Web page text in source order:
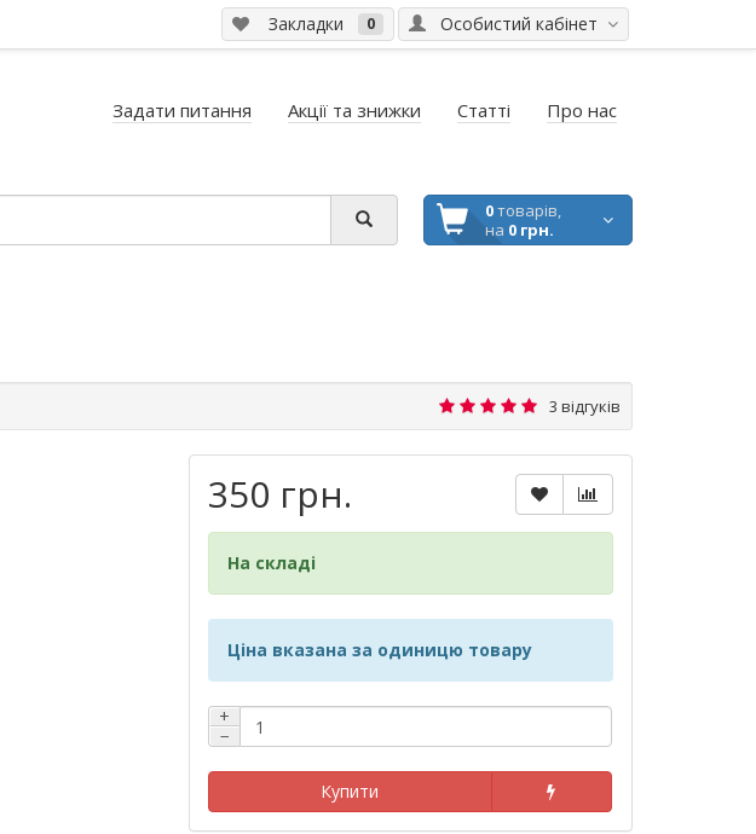
Особистий кабінет
Закладки 0
Задати питання Акції та знижки Статті Про нас
0товарів,
на 0 грн.
3 відгуків
350 грн.
На складі
Ціна вказана за одиницю товару
+
−
Купити